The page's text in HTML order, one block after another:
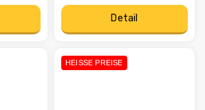
Detail
HEISSE PREISE